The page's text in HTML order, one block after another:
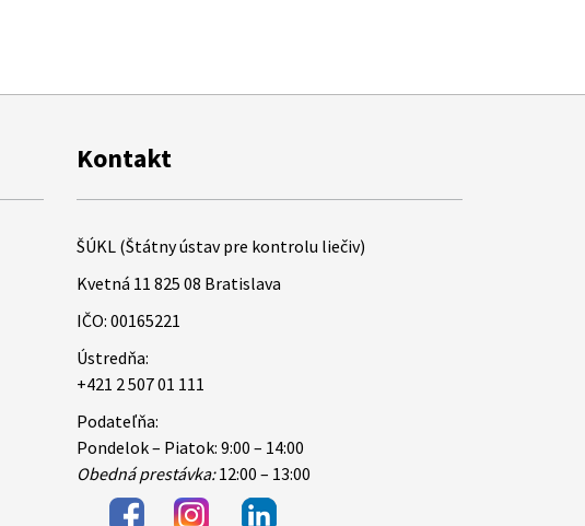
Kontakt
ŠÚKL (Štátny ústav pre kontrolu liečiv)
Kvetná 11 825 08 Bratislava
IČO: 00165221
Ústredňa:
+421 2 507 01 111
Podateľňa:
Pondelok – Piatok: 9:00 – 14:00
Obedná prestávka:12:00 – 13:00